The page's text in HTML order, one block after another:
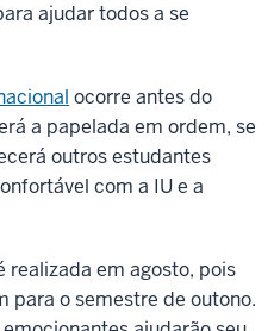
ajudar todos a se
ocorre antes do
a papelada em ordem, se
outros estudantes
com a IU e a
realizada em agosto, pois
para o semestre de outono.